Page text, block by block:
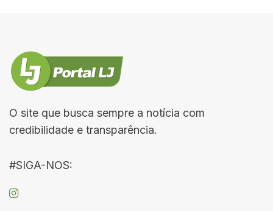
O site que busca sempre a notícia com
credibilidade e transparência.
#SIGA-NOS: